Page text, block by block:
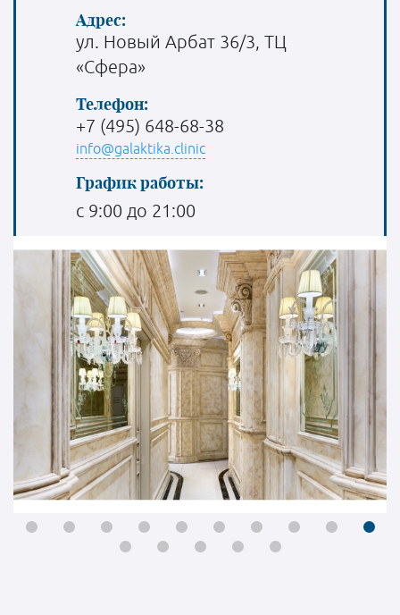
Адрес:
ул. Новый Арбат 36/3, ТЦ
«Сфера»
Телефон:
+7 (495) 648-68-38
info@galaktika.clinic
График работы:
с 9:00 до 21:00